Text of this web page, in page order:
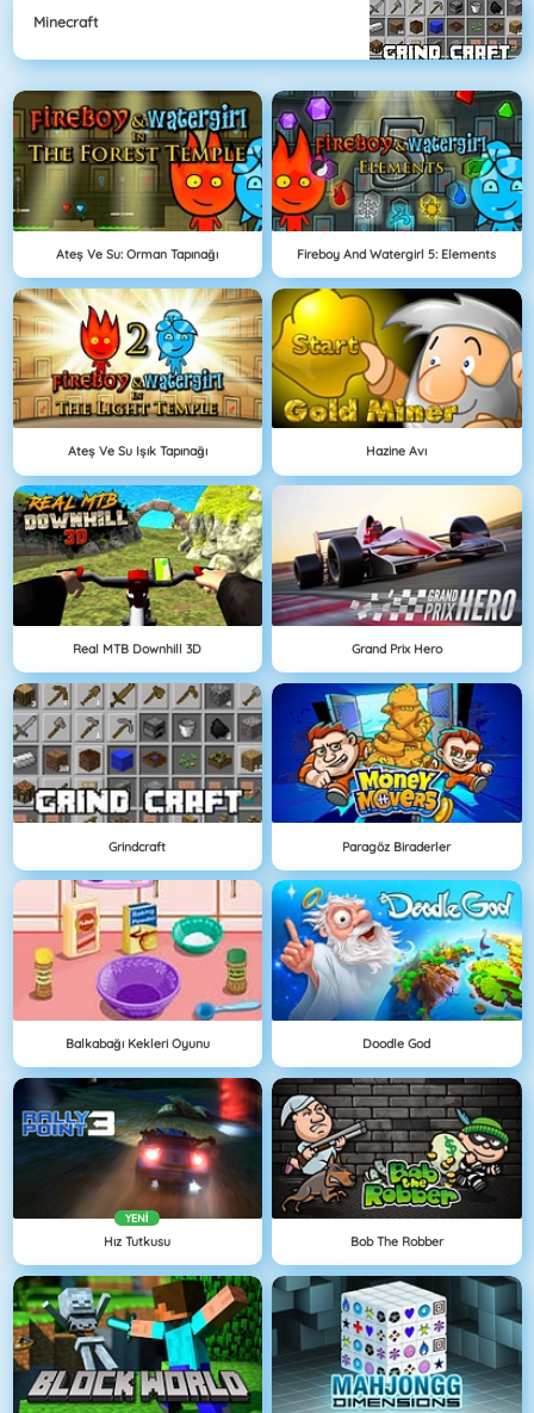
Minecraft
Ateş Ve Su: Orman Tapınağı Fireboy And Watergirl 5: Elements
Ateş Ve Su Işık Tapınağı Hazine Avı
Real MTB Downhill 3D Grand Prix Hero
Grindcraft Paragöz Biraderler
Balkabağı Kekleri Oyunu Doodle God
YENI
Hız Tutkusu Bob The Robber